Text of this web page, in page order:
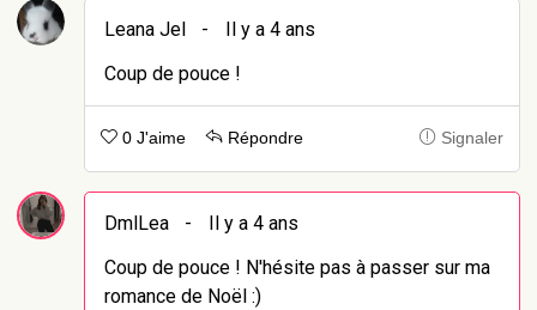
Leana Jel -
Il y a 4 ans
Coup de pouce !
0 J'aime Répondre Signaler
DmlLea -
Il y a 4 ans
Coup de pouce ! N'hésite pas à passer sur ma
romance de Noël :)